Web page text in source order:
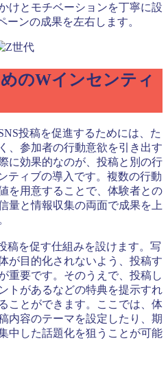
けとモチベーションを丁寧に設
ーンの成果を左右します。
のWインセンティ
投稿を促進するためには、た
、参加者の行動意欲を引き出す
に効果的なのが、投稿と別の行
ティブの導入です。複数の行動
を用意することで、体験者との
量と情報収集の両面で成果を上
稿を促す仕組みを設けます。写
が目的化されないよう、投稿す
重要です。そのうえで、投稿し
トがあるなどの特典を提示すれ
ことができます。ここでは、体
内容のテーマを設定したり、期
中した話題化を狙うことが可能